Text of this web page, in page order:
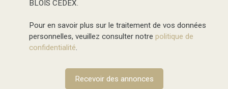
BLOIS CEDEX.
Pour en savoir plus sur le traitement de vos données
personnelles, veuillez consulter notre politique de
confidentialité.
Recevoir des annonces